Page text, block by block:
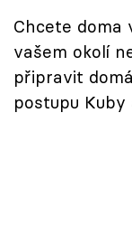
Sledujte
Přihlášení
Chcete doma
vašem okolí
připravit
postupu Kuby